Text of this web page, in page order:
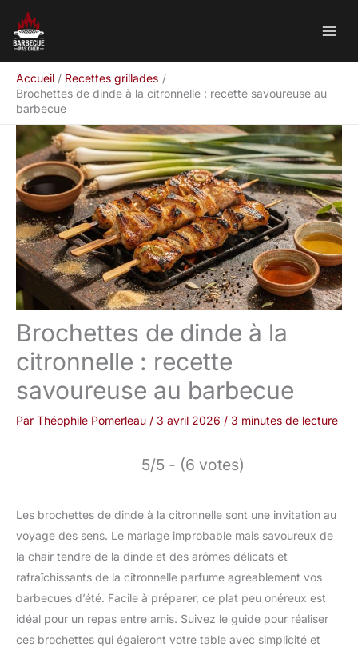
contenu
Accueil
Recettes grillades
Brochettes de dinde à la citronnelle : recette savoureuse au
barbecue
Brochettes de dinde à la
citronnelle : recette
savoureuse au barbecue
Par Théophile Pomerleau / 3 avril 2026 / 3 minutes de lecture
5/5 - (6 votes)
Les brochettes de dinde à la citronnelle sont une invitation au
voyage des sens. Le mariage improbable mais savoureux de
la chair tendre de la dinde et des arômes délicats et
rafraîchissants de la citronnelle parfume agréablement vos
barbecues d’été. Facile à préparer, ce plat peu onéreux est
idéal pour un repas entre amis. Suivez le guide pour réaliser
ces brochettes qui égaieront votre table avec simplicité et
Rechercher